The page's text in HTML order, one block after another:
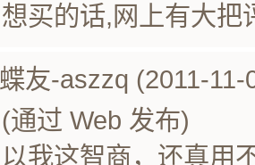
想买的话,网上有大把
蝶友-aszzq (2011-11-
(通过 Web 发布)
以我这智商，还真用